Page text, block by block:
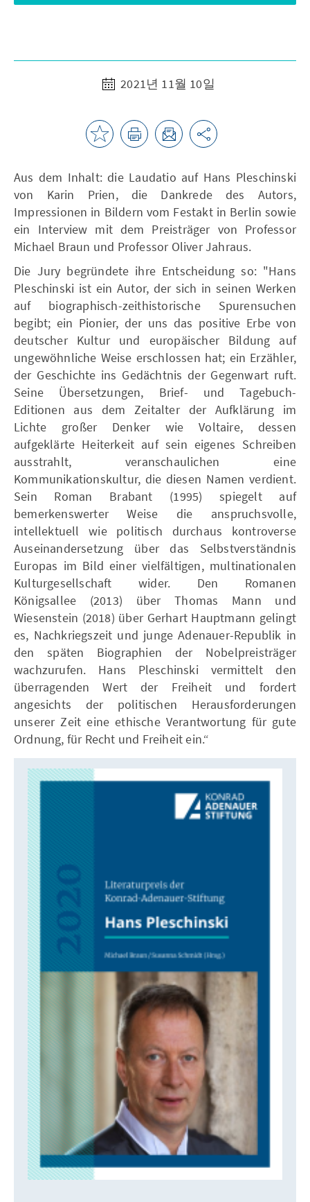
2021년 11월 10일
Aus dem Inhalt: die Laudatio auf Hans Pleschinski
von Karin Prien, die Dankrede des Autors,
Impressionen in Bildern vom Festakt in Berlin sowie
ein Interview mit dem Preisträger von Professor
Michael Braun und Professor Oliver Jahraus.
Die Jury begründete ihre Entscheidung so: "Hans
Pleschinski ist ein Autor, der sich in seinen Werken
auf biographisch-zeithistorische Spurensuchen
begibt; ein Pionier, der uns das positive Erbe von
deutscher Kultur und europäischer Bildung auf
ungewöhnliche Weise erschlossen hat; ein Erzähler,
der Geschichte ins Gedächtnis der Gegenwart ruft.
Seine Übersetzungen, Brief- und Tagebuch-
Editionen aus dem Zeitalter der Aufklärung im
Lichte großer Denker wie Voltaire, dessen
aufgeklärte Heiterkeit auf sein eigenes Schreiben
ausstrahlt, veranschaulichen eine
Kommunikationskultur, die diesen Namen verdient.
Sein Roman Brabant (1995) spiegelt auf
bemerkenswerter Weise die anspruchsvolle,
intellektuell wie politisch durchaus kontroverse
Auseinandersetzung über das Selbstverständnis
Europas im Bild einer vielfältigen, multinationalen
Kulturgesellschaft wider. Den Romanen
Königsallee (2013) über Thomas Mann und
Wiesenstein (2018) über Gerhart Hauptmann gelingt
es, Nachkriegszeit und junge Adenauer-Republik in
den späten Biographien der Nobelpreisträger
wachzurufen. Hans Pleschinski vermittelt den
überragenden Wert der Freiheit und fordert
angesichts der politischen Herausforderungen
unserer Zeit eine ethische Verantwortung für gute
Ordnung, für Recht und Freiheit ein.“